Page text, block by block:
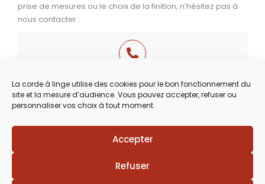
La corde à linge utilise des cookies pour le bon fonctionnement du
site et la mesure d’audience. Vous pouvez accepter, refuser ou
personnaliser vos choix à tout moment.
Accepter
Refuser
prise de mesures ou le choix de la finition, n’hésitez pas à
nous contacter :
03 29 60 49 17
Du Mardi au Samedi